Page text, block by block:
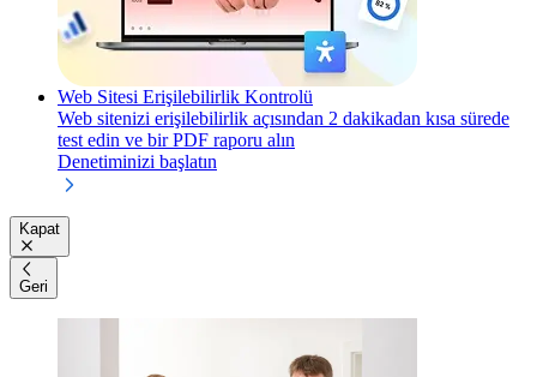
Web Sitesi Erişilebilirlik Kontrolü
Web sitenizi erişilebilirlik açısından 2 dakikadan kısa sürede
test edin ve bir PDF raporu alın
Denetiminizi başlatın
Kapat
Geri